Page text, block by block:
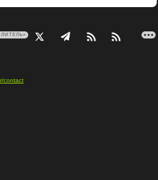
contact